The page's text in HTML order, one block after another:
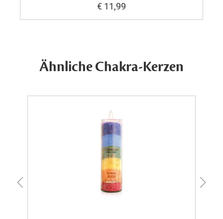
€ 11,99
Ähnliche Chakra-Kerzen